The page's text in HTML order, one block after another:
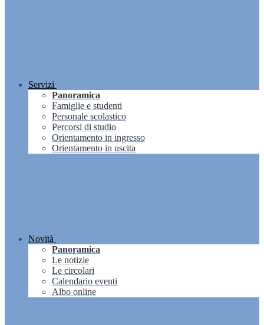
Servizi
Panoramica
Famiglie e studenti
Personale scolastico
Percorsi di studio
Orientamento in ingresso
Orientamento in uscita
Novità
Panoramica
Le notizie
Le circolari
Calendario eventi
Albo online